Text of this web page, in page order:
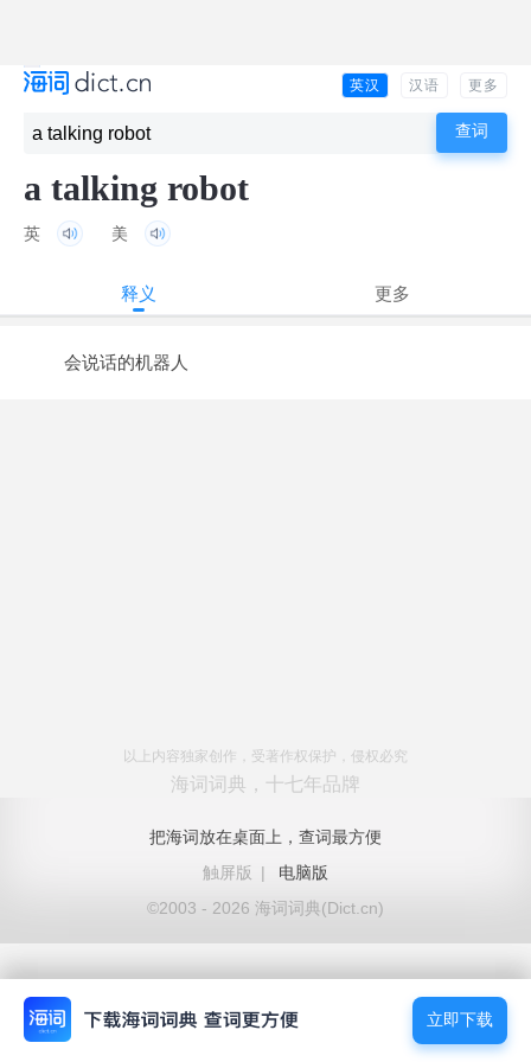
英汉 汉语 更多
a talking robot
英 美
释义 更多
会说话的机器人
以上内容独家创作，受著作权保护，侵权必究
海词词典，十七年品牌
把海词放在桌面上，查词最方便
触屏版
|
电脑版
©2003 - 2026 海词词典(Dict.cn)
立即下载
立即下载